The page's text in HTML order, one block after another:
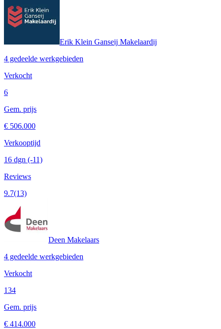
Erik Klein Ganseij Makelaardij
4 gedeelde werkgebieden
Verkocht
6
Gem. prijs
€ 506.000
Verkooptijd
16 dgn (-11)
Reviews
9.7(13)
Deen Makelaars
4 gedeelde werkgebieden
Verkocht
134
Gem. prijs
€ 414.000